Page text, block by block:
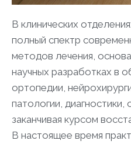
В клинических
полный спектр
методов лечения,
научных разработках в
ортопедии,
патологии, диагностики,
заканчивая курсом
В настоящее время